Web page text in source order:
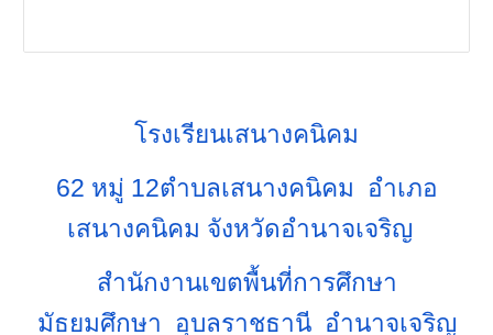
โรงเรียนเสนางคนิคม
62 หมู่ 12ตำบลเสนางคนิคม อำเภอ
เสนางคนิคม จังหวัดอำนาจเจริญ
สำนักงานเขตพื้นที่การศึกษา
มัธยมศึกษา อุบลราชธานี อำนาจเจริญ